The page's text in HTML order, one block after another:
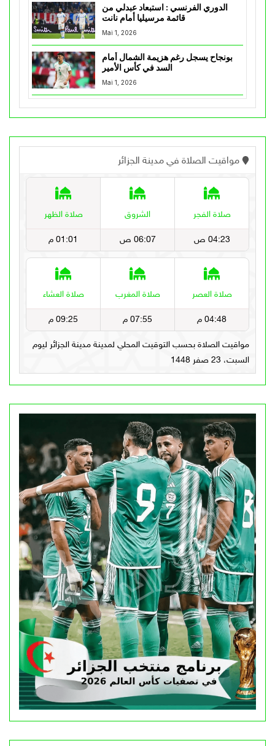
الدوري الفرنسي : استبعاد عبدلي من
قائمة مرسيليا أمام نانت
Mai 1, 2026
بونجاح يسجل رغم هزيمة الشمال أمام
السد في كأس الأمير
Mai 1, 2026